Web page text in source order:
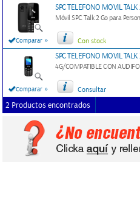
Comparar »
SPC TELEFONO MOVIL
Móvil SPC Talk 2 Go para
Con stock
Comparar »
SPC TELEFONO MOVIL TALK
4G/COMPATIBLE CON
Consultar
2 Productos encontrados